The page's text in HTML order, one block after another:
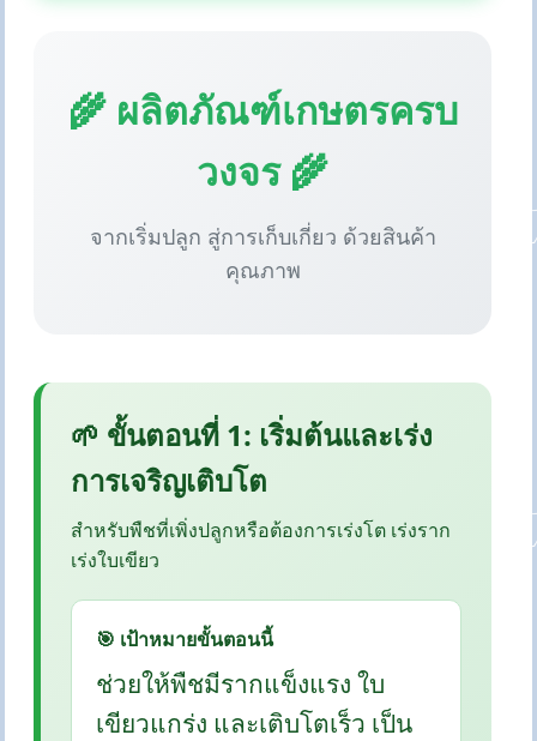
🌾 ผลิตภัณฑ์เกษตรครบ
วงจร 🌾
จากเริ่มปลูก สู่การเก็บเกี่ยว ด้วยสินค้า
คุณภาพ
🌱 ขั้นตอนที่ 1: เริ่มต้นและเร่ง
การเจริญเติบโต
สำหรับพืชที่เพิ่งปลูกหรือต้องการเร่งโต เร่งราก
เร่งใบเขียว
🎯 เป้าหมายขั้นตอนนี้
ช่วยให้พืชมีรากแข็งแรง ใบ
เขียวแกร่ง และเติบโตเร็ว เป็น